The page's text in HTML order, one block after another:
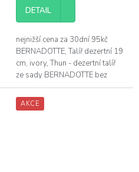
4,4
5
hvězdiček.
DETAIL
nejnižší cena za 30dní 95kč
BERNADOTTE, Talíř dezertní 19
cm, ivory, Thun - dezertní talíř
ze sady BERNADOTTE bez
dekoru, v barvě slonová kost -
průměr dezertního talíře je 19...
AKCE